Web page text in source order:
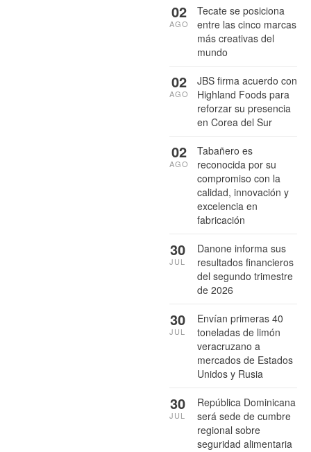
Tecate se posiciona
entre las cinco marcas
más creativas del
mundo
02
AGO
JBS firma acuerdo con
Highland Foods para
reforzar su presencia
en Corea del Sur
02
AGO
Tabañero es
reconocida por su
compromiso con la
calidad, innovación y
excelencia en
fabricación
02
AGO
Danone informa sus
resultados financieros
del segundo trimestre
de 2026
30
JUL
Envían primeras 40
toneladas de limón
veracruzano a
mercados de Estados
Unidos y Rusia
30
JUL
República Dominicana
será sede de cumbre
regional sobre
seguridad alimentaria
30
JUL